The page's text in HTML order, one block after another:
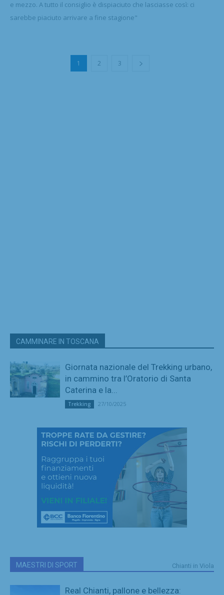
e mezzo. A tutto il consiglio è dispiaciuto che lasciasse così: ci
sarebbe piaciuto arrivare a fine stagione"
1 2 3
CAMMINARE IN TOSCANA
Giornata nazionale del Trekking urbano,
in cammino tra l’Oratorio di Santa
Caterina e la...
Trekking 27/10/2025
MAESTRI DI SPORT Chianti in Viola
Real Chianti, pallone e bellezza: